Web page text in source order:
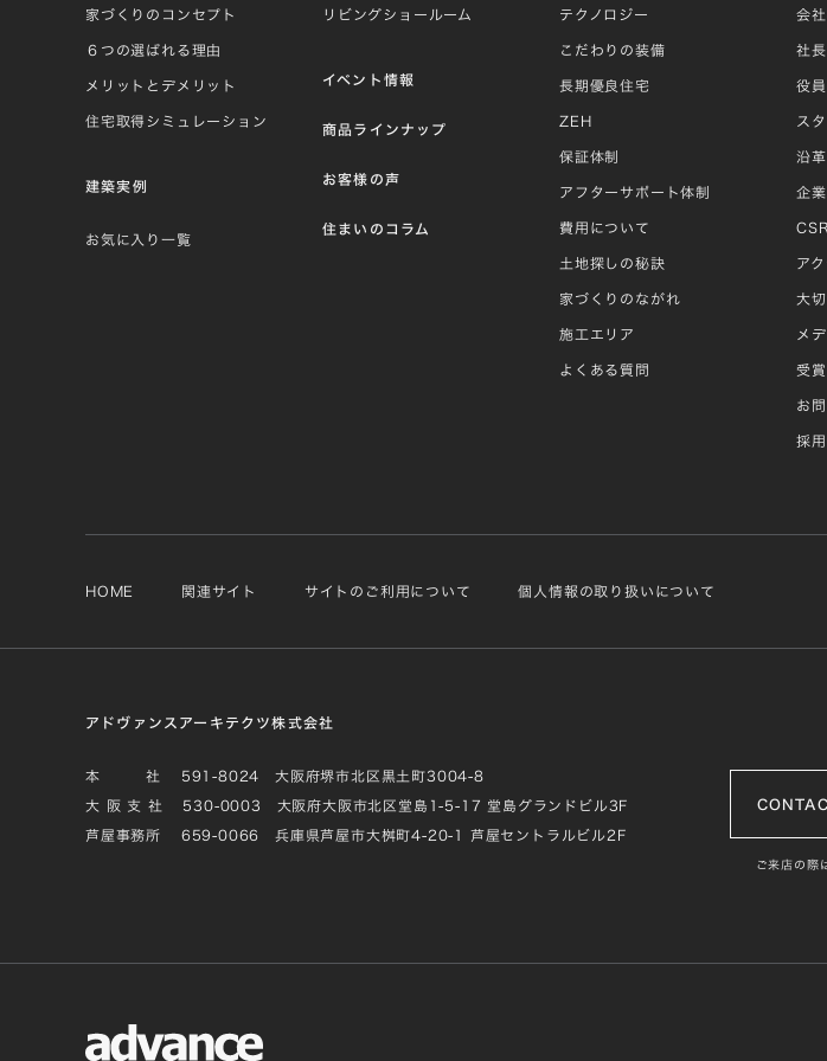
家づくりのコンセプト
６つの選ばれる理由
メリットとデメリット
住宅取得シミュレーション
建築実例
お気に入り一覧
リビングショールーム
イベント情報
商品ラインナップ
お客様の声
住まいのコラム
テクノロジー
こだわりの装備
長期優良住宅
ZEH
保証体制
アフターサポート体制
費用について
土地探しの秘訣
家づくりのながれ
施工エリア
よくある質問
会
社
役員
ス
沿革
企
CSR
アク
大
メ
受
お
採
HOME 関連サイト サイトのご利用について 個人情報の取り扱いについて
アドヴァンスアーキテクツ株式会社
本 社 591-8024 大阪府堺市北区黒土町3004-8
大 阪 支 社 530-0003 大阪府大阪市北区堂島1-5-17 堂島グランドビル3F
芦屋事務所 659-0066 兵庫県芦屋市大桝町4-20-1 芦屋セントラルビル2F
ご来店の際